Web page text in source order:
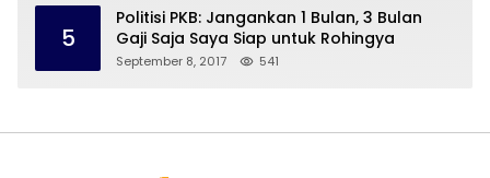
5
Politisi PKB: Jangankan 1 Bulan, 3 Bulan
Gaji Saja Saya Siap untuk Rohingya
September 8, 2017 541